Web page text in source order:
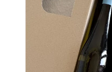
329 Kč